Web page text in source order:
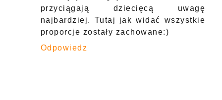
przyciągają dziecięcą uwagę
najbardziej. Tutaj jak widać wszystkie
proporcje zostały zachowane:)
Odpowiedz